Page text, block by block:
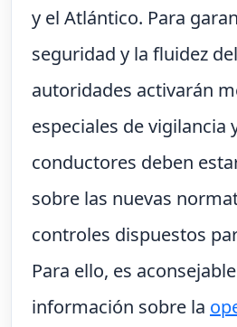
y el Atlántico. Para
seguridad y la fluidez
autoridades activarán
especiales de vigilancia
conductores deben
sobre las nuevas
controles dispuestos
Para ello, es
información sobre la